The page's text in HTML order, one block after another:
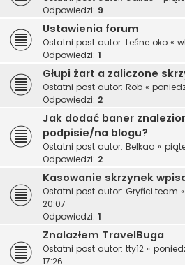
Odpowiedzi: 9
Ustawienia forum
Ostatni post autor: Leśne oko «
Odpowiedzi: 1
Głupi żart a zaliczone
Ostatni post autor: Rob «
Odpowiedzi: 2
Jak dodać baner
podpisie/na blogu?
Ostatni post autor: Belkaa «
Odpowiedzi: 2
Kasowanie skrzynek
Ostatni post autor: Gryfici.team «
20:07
Odpowiedzi: 1
Znalazłem TravelBuga
Ostatni post autor: tty12 «
17:26